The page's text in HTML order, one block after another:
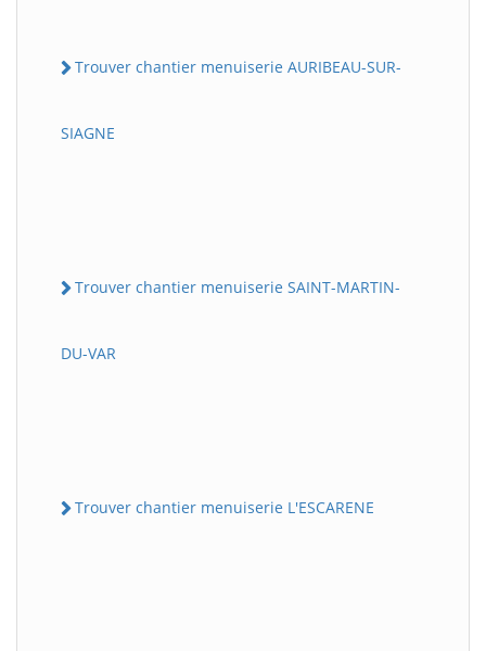
Trouver chantier menuiserie AURIBEAU-SUR-
SIAGNE
Trouver chantier menuiserie SAINT-MARTIN-
DU-VAR
Trouver chantier menuiserie L'ESCARENE